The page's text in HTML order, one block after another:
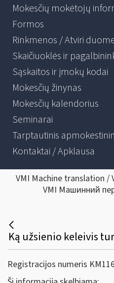
Mokesčių mokėtojų
Formos
Rinkmenos / Atviri
Skaičiuoklės ir
Sąskaitos ir įmokų kodai
Mokesčių žinynas
Mokesčių kalendorius
Seminarai
Tarptautinis
Kontaktai / Apklausa
VMI Machine translation
VMI Машинний
Registracijos numeris